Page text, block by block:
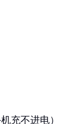
充不进电）